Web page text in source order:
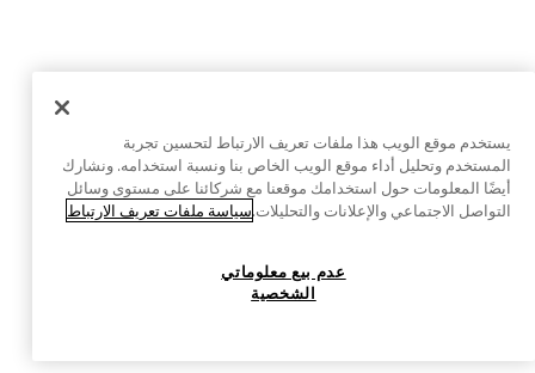
يستخدم موقع الويب هذا ملفات تعريف الارتباط لتحسين تجربة
المستخدم وتحليل أداء موقع الويب الخاص بنا ونسبة استخدامه. ونشارك
أيضًا المعلومات حول استخدامك موقعنا مع شركائنا على مستوى وسائل
التواصل الاجتماعي والإعلانات والتحليلات.سياسة ملفات تعريف الارتباط
عدم بيع معلوماتي
الشخصية